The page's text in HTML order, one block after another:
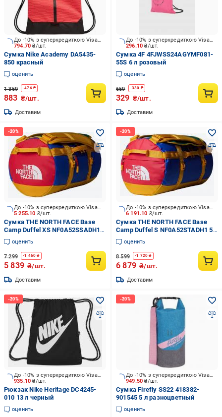
794.70₴/шт.
До -10% з суперкредиткою Visa Вигода
Сумка Nike Academy DA5435-
850 красный
оценить
1 359 -476₴
883 ₴/шт.
Доставим
296.10₴/шт.
До -10% з суперкредиткою Visa Вигода
Сумка 4F 4FJWSS24AGYMF081-
55S 6 л розовый
оценить
659 -330 ₴
329 ₴/шт.
Доставим
5 255.10 ₴/шт.
До -10% з суперкредиткою Visa Вигода
Сумка THE NORTH FACE Base
Camp Duffel XS NF0A52SSADH1
31 л разноцветный
оценить
7 299 -1 460 ₴
5 839 ₴/шт.
Доставим
6 191.10 ₴/шт.
До -10% з суперкредиткою Visa Вигода
Сумка THE NORTH FACE Base
Camp Duffel S NF0A52STADH1 50
л разноцветный
оценить
8 599 -1 720 ₴
6 879 ₴/шт.
Доставим
935.10₴/шт.
До -10% з суперкредиткою Visa Вигода
Рюкзак Nike Heritage DC4245-
010 13 л черный
оценить
949.50₴/шт.
До -10% з суперкредиткою Visa Вигода
Сумка Firefly SS22 418382-
901545 5 л разноцветный
оценить